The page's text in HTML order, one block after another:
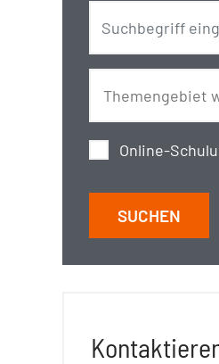
Online-
SUCHEN